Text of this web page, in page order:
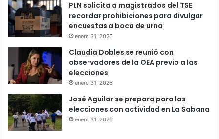
PLN solicita a magistrados del TSE
recordar prohibiciones para divulgar
encuestas a boca de urna
enero 31, 2026
Claudia Dobles se reunió con
observadores de la OEA previo a las
elecciones
enero 31, 2026
José Aguilar se prepara para las
elecciones con actividad en La Sabana
enero 31, 2026